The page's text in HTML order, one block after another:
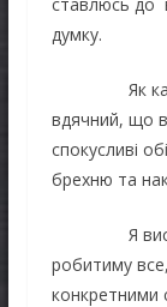
думку.
Як
вдячний, що
спокусливі
брехню та
Я високо
робитиму
конкретними